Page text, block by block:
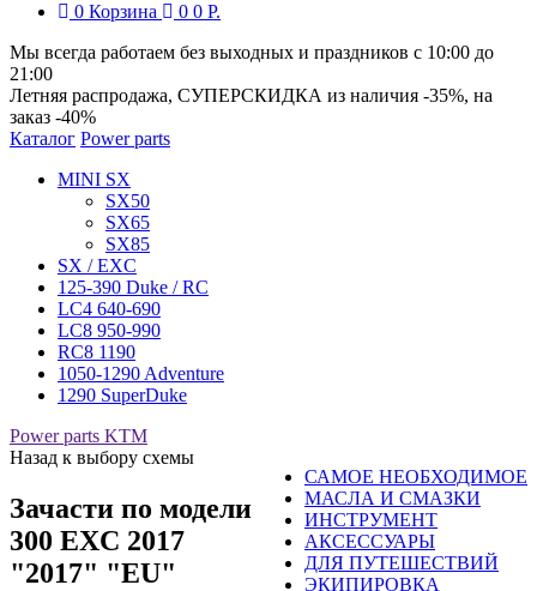
0 Корзина 0 0 Р.
Мы всегда работаем без выходных и праздников с 10:00 до
21:00
Летняя распродажа, СУПЕРСКИДКА из наличия -35%, на
заказ -40%
Каталог Power parts
MINI SX
SX50
SX65
SX85
SX / EXC
125-390 Duke / RC
LC4 640-690
LC8 950-990
RC8 1190
1050-1290 Adventure
1290 SuperDuke
Power parts KTM
САМОЕ НЕОБХОДИМОЕ
МАСЛА И СМАЗКИ
ИНСТРУМЕНТ
АКСЕССУАРЫ
ДЛЯ ПУТЕШЕСТВИЙ
ЭКИПИРОВКА
Назад к выбору схемы
Зачасти по модели
300 EXC 2017
"2017" "EU"